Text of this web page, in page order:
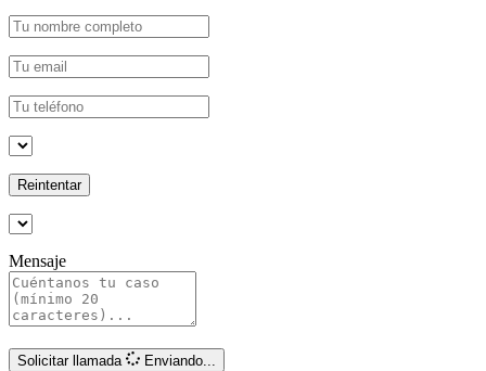
Reintentar
Mensaje
Solicitar llamada Enviando...